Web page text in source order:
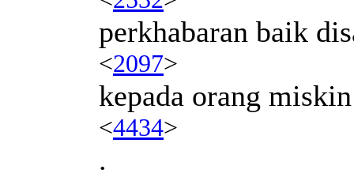
perkhabaran baik
<2097>
kepada orang miskin
<4434>
.